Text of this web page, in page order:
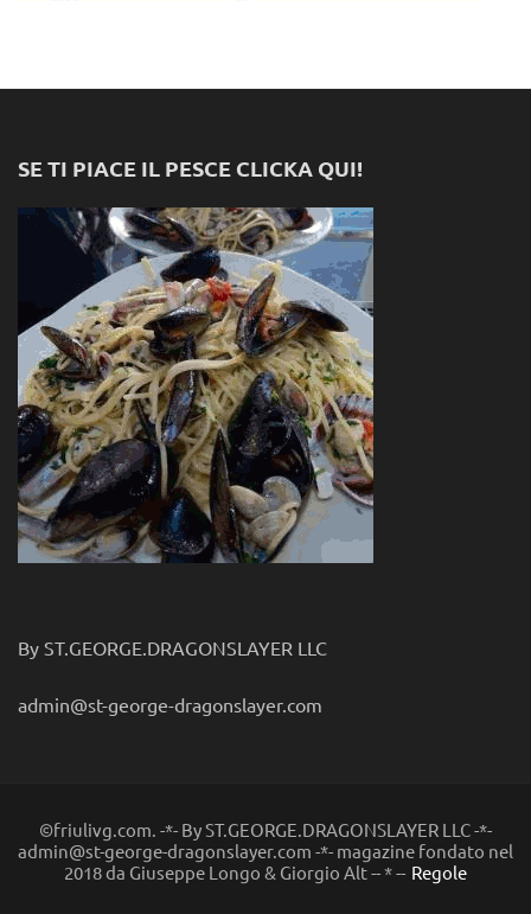
SE TI PIACE IL PESCE CLICKA QUI!
By ST.GEORGE.DRAGONSLAYER LLC
admin@st-george-dragonslayer.com
©friulivg.com. -*- By ST.GEORGE.DRAGONSLAYER LLC -*-
admin@st-george-dragonslayer.com -*- magazine fondato nel
2018 da Giuseppe Longo & Giorgio Alt -- * -- Regole